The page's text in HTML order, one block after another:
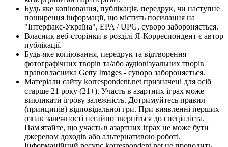
Будь яке копіювання, публікація, передрук, чи наступне
поширення інформації, що містить посилання на
"Інтерфакс-Україна", EPA / UPG, суворо забороняється.
Власник веб-сторінки в розділі Я-Корреспондент є автор
публікації.
Будь-яке копіювання, передрук та відтворення
фотографічних творів та/або аудіовізуальних творів
правовласника Getty Images - суворо забороняється.
Матеріали сайту korrespondent.net призначені для осіб
старше 21 року (21+). Участь в азартних іграх може
викликати ігрову залежність. Дотримуйтесь правил
(принципів) відповідальної гри. При виявленні перших
ознак залежності негайно зверніться до спеціаліста.
Пам'ятайте, що участь в азартних іграх не може бути
джерелом доходів або альтернативою роботі.